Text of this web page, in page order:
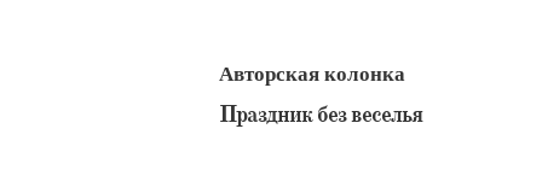
Авторская колонка
​Праздник без веселья